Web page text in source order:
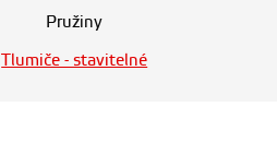
Pružiny
Tlumiče - stavitelné